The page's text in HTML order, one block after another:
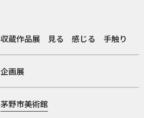
収蔵作品展 見る 感じる 手触り
企画展
茅野市美術館